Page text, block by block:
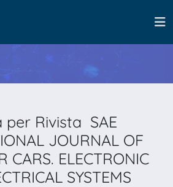
per Rivista SAE
JOURNAL OF
CARS. ELECTRONIC
SYSTEMS